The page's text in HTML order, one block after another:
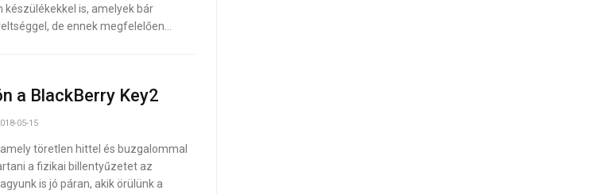
készülékekkel is, amelyek bár
de ennek megfelelően…
a BlackBerry Key2
05-15
amely töretlen hittel és buzgalommal
a fizikai billentyűzetet az
is jó páran, akik örülünk a